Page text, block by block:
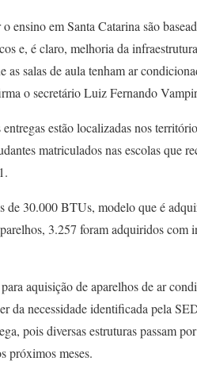
ensino em Santa Catarina são
e, é claro, melhoria da
as salas de aula tenham ar
o secretário Luiz Fernando
estão localizadas nos
matriculados nas escolas que
30.000 BTUs, modelo que é
3.257 foram adquiridos
aquisição de aparelhos de ar
da necessidade identificada pela
pois diversas estruturas passam
próximos meses.